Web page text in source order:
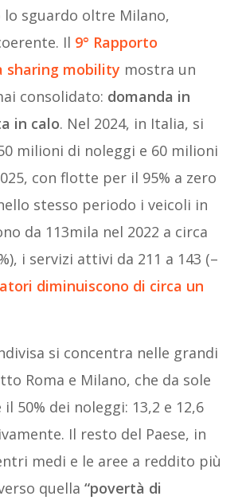
lo sguardo oltre Milano,
Il 9° Rapporto
sharing mobility mostra un
consolidato: domanda in
in calo. Nel 2024, in Italia, si
milioni di noleggi e 60 milioni
con flotte per il 95% a zero
stesso periodo i veicoli in
da 113mila nel 2022 a circa
i servizi attivi da 211 a 143 (–
diminuiscono di circa un
si concentra nelle grandi
Roma e Milano, che da sole
50% dei noleggi: 13,2 e 12,6
Il resto del Paese, in
medi e le aree a reddito più
quella“povertà di